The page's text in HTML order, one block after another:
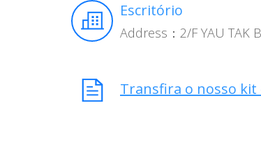
Escritório
Address：2/F YAU TAK
Transfira o nosso